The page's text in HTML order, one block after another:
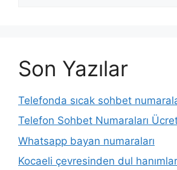
Son Yazılar
Telefonda sıcak sohbet
Telefon Sohbet Numaraları
Whatsapp bayan numaraları
Kocaeli çevresinden dul hanımlar